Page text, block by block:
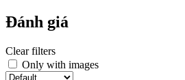
Đánh giá
Clear filters
Only with images